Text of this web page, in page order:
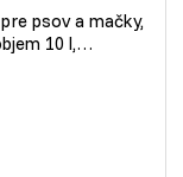
psov a mačky,
10 l,…